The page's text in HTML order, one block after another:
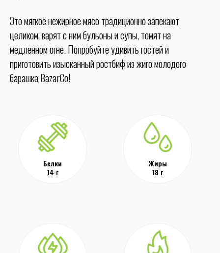
Это мягкое нежирное мясо традиционно запекают
целиком, варят с ним бульоны и супы, томят на
медленном огне. Попробуйте удивить гостей и
приготовить изысканный ростбиф из жиго молодого
барашка BazarCo!
Белки
14 г
Жиры
18 г